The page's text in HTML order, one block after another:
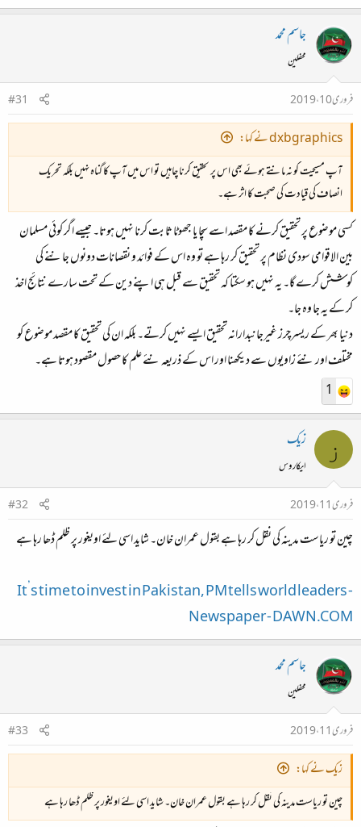
جاسم محمد
محفلین
فروری 10، 2019
#31
dxbgraphics نے کہا:
آپ مسیحیت کو نہ مانتے ہوئے بھی اس پر تحقیق کرنا چاہیں تو اس میں آپ کا گناہ نہیں بلکہ تحریک
انصاف کی قیادت کی صحبت کا اثر ہے۔
کسی موضوع پر تحقیق کرنے کا مقصد اسے سچا یا جھوٹا ثابت کرنا نہیں ہوتا۔ جیسے اگر کوئی مسلمان
بین الاقوامی سودی نظام پر تحقیق کر رہا ہے تو وہ اس کے فوائد و نقصانات دونوں جاننے کی
کوشش کرے گا۔ یہ نہیں ہو سکتا کہ تحقیق سے قبل ہی اپنے دین کے تحت سارے نتائج اخذ
کر کے یہ جا وہ جا۔
دنیا بھر کے ریسرچرز غیرجانبدارانہ تحقیق ایسے نہیں کرتے۔ بلکہ ان کی تحقیق کا مقصد موضوع کو
مختلف اور نئے زاویوں سے دیکھنا اور اس کے ذریعہ نئے علم کا حصول مقصود ہوتا ہے۔
1
ز زیک
ایکاروس
فروری 11، 2019
#32
چین تو ریاست مدینہ کی نقل کر رہا ہے بقول عمران خان۔ شاید اسی لئے اویغور پر ظلم ڈھا رہا ہے
It’s time to invest in Pakistan, PM tells world leaders -
Newspaper - DAWN.COM
جاسم محمد
محفلین
فروری 11، 2019
#33
زیک نے کہا:
چین تو ریاست مدینہ کی نقل کر رہا ہے بقول عمران خان۔ شاید اسی لئے اویغور پر ظلم ڈھا رہا ہے